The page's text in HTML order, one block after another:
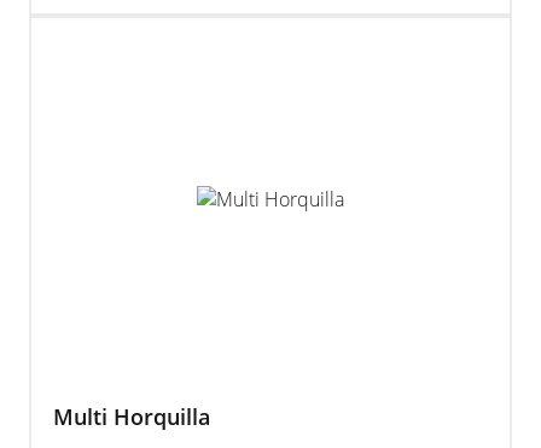
Multi Horquilla